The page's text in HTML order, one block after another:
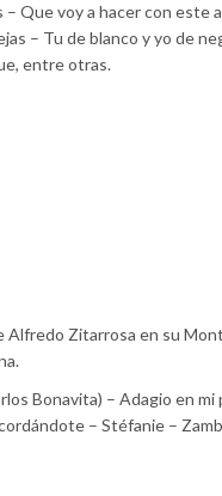
Que voy a hacer con
– Tu de blanco y yo de
entre otras.
Alfredo Zitarrosa en su
Bonavita) – Adagio en
– Stéfanie –